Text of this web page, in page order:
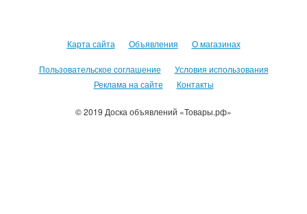
Карта сайта Объявления О магазинах
Пользовательское соглашение
Условия использования
Реклама на сайте
Контакты
© 2019 Доска объявлений «Товары.рф»